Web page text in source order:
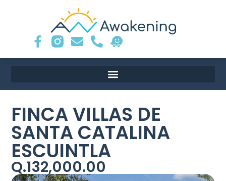
FINCA VILLAS DE
SANTA CATALINA
ESCUINTLA
Q.132,000.00